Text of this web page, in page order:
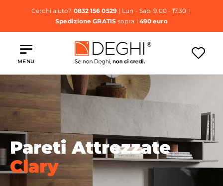
Cerchi aiuto? 0832 156 0529| Lun - Sab: 9.00 - 17.30 |
Spedizione GRATISsopra i 490 euro
MENU
Pareti Attrezzate
Clary